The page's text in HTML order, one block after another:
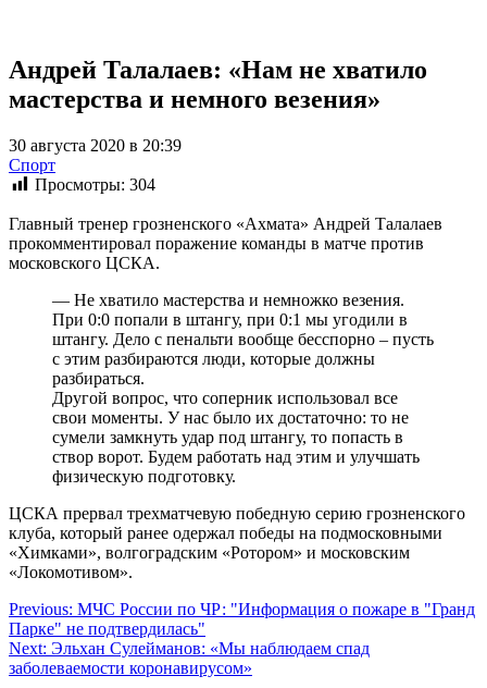
Андрей Талалаев: «Нам не хватило
мастерства и немного везения»
30 августа 2020 в 20:39
Спорт
Просмотры: 304
Главный тренер грозненского «Ахмата» Андрей Талалаев
прокомментировал поражение команды в матче против
московского ЦСКА.
— Не хватило мастерства и немножко везения.
При 0:0 попали в штангу, при 0:1 мы угодили в
штангу. Дело с пенальти вообще бесспорно – пусть
с этим разбираются люди, которые должны
разбираться.
Другой вопрос, что соперник использовал все
свои моменты. У нас было их достаточно: то не
сумели замкнуть удар под штангу, то попасть в
створ ворот. Будем работать над этим и улучшать
физическую подготовку.
ЦСКА прервал трехматчевую победную серию грозненского
клуба, который ранее одержал победы на подмосковными
«Химками», волгоградским «Ротором» и московским
«Локомотивом».
Навигация
по
записям
Previous: МЧС России по ЧР: "Информация о пожаре в "Гранд
Парке" не подтвердилась"
Next: Эльхан Сулейманов: «Мы наблюдаем спад
заболеваемости коронавирусом»